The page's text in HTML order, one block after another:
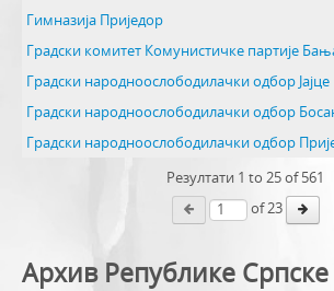
Гимназија Приједор
Градски комитет Комунистичке партије
Градски народноослободилачки одбор Јајце
Градски народноослободилачки одбор
Градски народноослободилачки одбор
Резултати 1 to 25of 561
of 23
Архив Републике Српске